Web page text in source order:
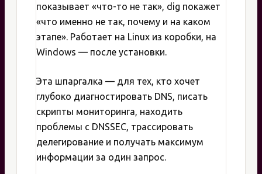
показывает «что-то не так», dig покажет
«что именно не так, почему и на каком
этапе». Работает на Linux из коробки, на
Windows — после установки.
Эта шпаргалка — для тех, кто хочет
глубоко диагностировать DNS, писать
скрипты мониторинга, находить
проблемы с DNSSEC, трассировать
делегирование и получать максимум
информации за один запрос.